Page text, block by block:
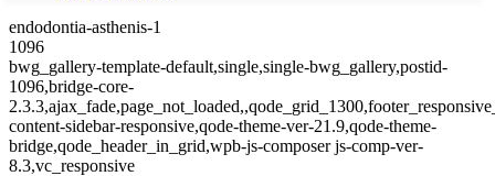
endodontia-asthenis-1
1096
bwg_gallery-template-default,single,single-bwg_gallery,postid-
1096,bridge-core-
content-sidebar-responsive,qode-theme-ver-21.9,qode-theme-
bridge,qode_header_in_grid,wpb-js-composer js-comp-ver-
8.3,vc_responsive